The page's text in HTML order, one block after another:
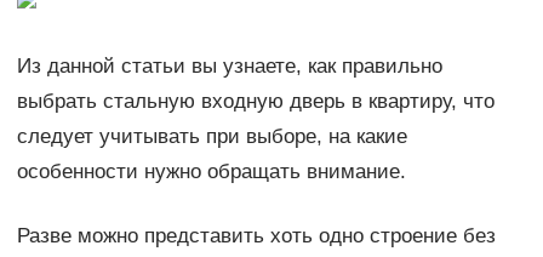
Из данной статьи вы узнаете, как правильно
выбрать стальную входную дверь в квартиру, что
следует учитывать при выборе, на какие
особенности нужно обращать внимание.
Разве можно представить хоть одно строение без